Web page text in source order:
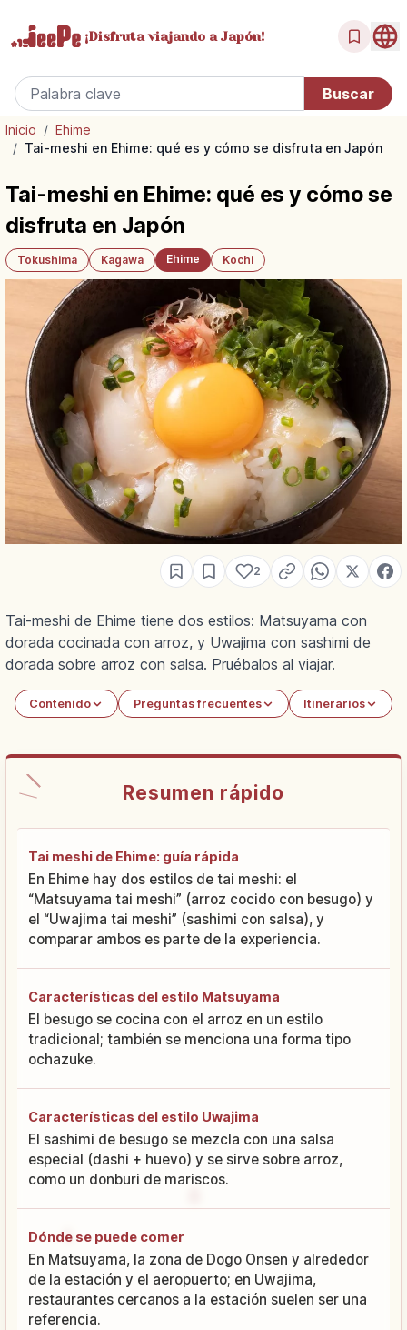
¡Disfrutaviajando a Japón!
Inicio / Ehime
/ Tai-meshi en Ehime: qué es y cómo se disfruta en Japón
Tai-meshi en Ehime: qué es y cómo se
disfruta en Japón
Tokushima Kagawa Ehime Kochi
2
Tai-meshi de Ehime tiene dos estilos: Matsuyama con
dorada cocinada con arroz, y Uwajima con sashimi de
dorada sobre arroz con salsa. Pruébalos al viajar.
Contenido Preguntas frecuentes Itinerarios
Resumen rápido
Tai meshi de Ehime: guía rápida
En Ehime hay dos estilos de tai meshi: el
“Matsuyama tai meshi” (arroz cocido con besugo) y
el “Uwajima tai meshi” (sashimi con salsa), y
comparar ambos es parte de la experiencia.
Características del estilo Matsuyama
El besugo se cocina con el arroz en un estilo
tradicional; también se menciona una forma tipo
ochazuke.
Características del estilo Uwajima
El sashimi de besugo se mezcla con una salsa
especial (dashi + huevo) y se sirve sobre arroz,
como un donburi de mariscos.
Dónde se puede comer
En Matsuyama, la zona de Dogo Onsen y alrededor
de la estación y el aeropuerto; en Uwajima,
restaurantes cercanos a la estación suelen ser una
referencia.